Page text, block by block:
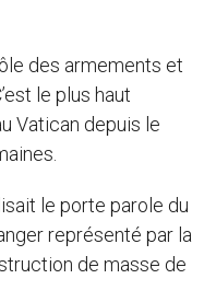
des armements et
le plus haut
Vatican depuis le
le porte parole du
représenté par la
de masse de